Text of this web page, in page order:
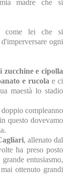
madre che si
come lei che si
ogni
e cipolla
e rucola e ci
maestà lo stadio
compleanno
questo dovevamo
, allenato dal
ha preso posto
entusiasmo,
ottenuto grandi